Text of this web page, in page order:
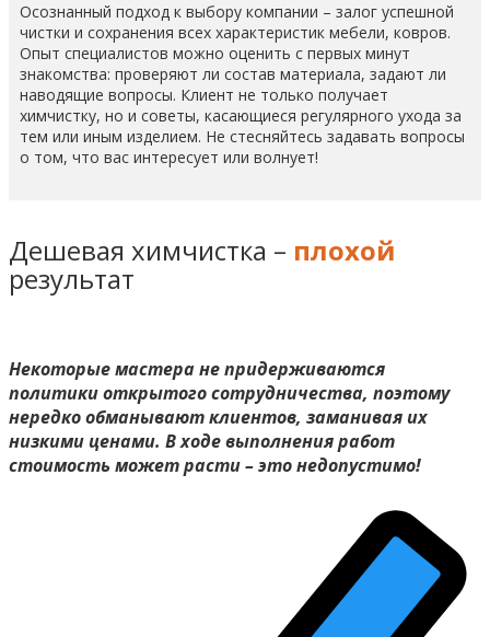
Осознанный подход к выбору компании – залог успешной
чистки и сохранения всех характеристик мебели, ковров.
Опыт специалистов можно оценить с первых минут
знакомства: проверяют ли состав материала, задают ли
наводящие вопросы. Клиент не только получает
химчистку, но и советы, касающиеся регулярного ухода за
тем или иным изделием. Не стесняйтесь задавать вопросы
о том, что вас интересует или волнует!
Дешевая химчистка – плохой
результат
Некоторые мастера не придерживаются
политики открытого сотрудничества, поэтому
нередко обманывают клиентов, заманивая их
низкими ценами. В ходе выполнения работ
стоимость может расти – это недопустимо!